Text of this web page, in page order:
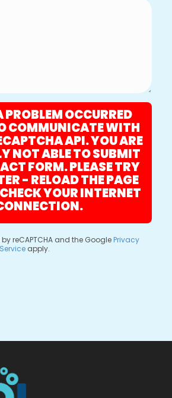
PROBLEM OCCURRED
COMMUNICATE WITH
API. YOU ARE
NOT ABLE TO SUBMIT
FORM. PLEASE TRY
- RELOAD THE PAGE
YOUR INTERNET
reCAPTCHA and the Google Privacy
apply.